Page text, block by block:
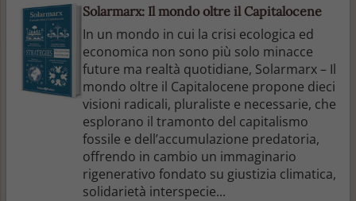
Solarmarx: Il mondo oltre il Capitalocene
In un mondo in cui la crisi ecologica ed
economica non sono più solo minacce
future ma realtà quotidiane, Solarmarx – Il
mondo oltre il Capitalocene propone dieci
visioni radicali, pluraliste e necessarie, che
esplorano il tramonto del capitalismo
fossile e dell’accumulazione predatoria,
offrendo in cambio un immaginario
rigenerativo fondato su giustizia climatica,
solidarietà interspecie...